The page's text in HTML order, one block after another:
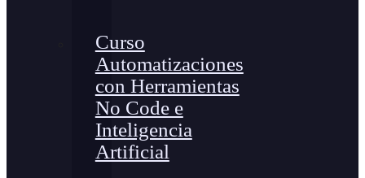
Curso
Automatizaciones
con Herramientas
No Code e
Inteligencia
Artificial